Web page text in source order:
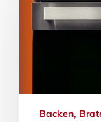
Backen,